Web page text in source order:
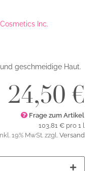
Inc.
geschmeidige Haut.
24,50 €
Frage zum Artikel
103,81 € pro 1 l
19% MwSt. zzgl.Versand